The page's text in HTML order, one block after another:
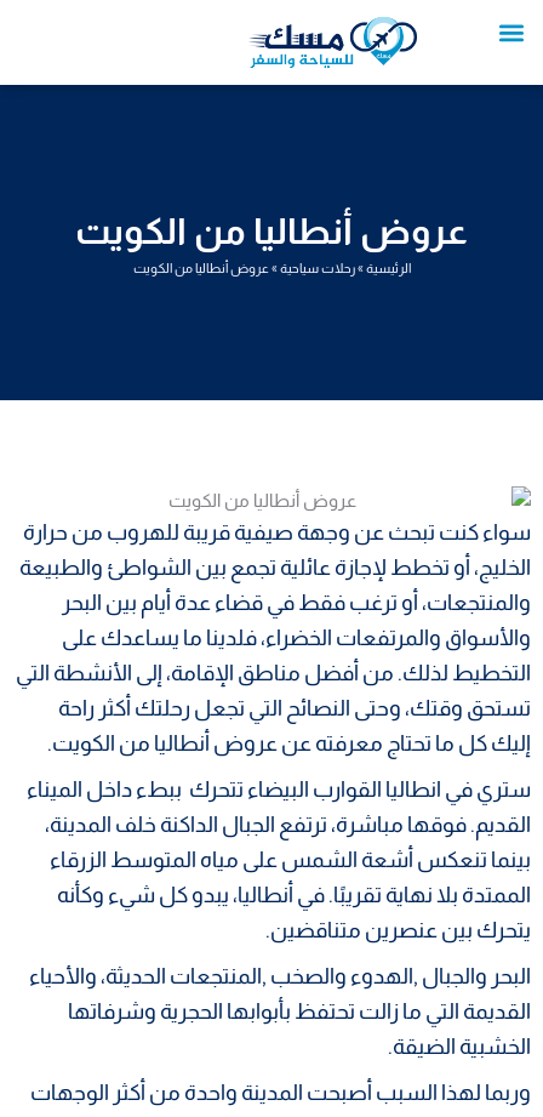
إلى
عروض أنطاليا من الكويت
الرئيسية»رحلات سياحية» عروض أنطاليا من الكويت
سواء كنت تبحث عن وجهة صيفية قريبة للهروب من حرارة
الخليج، أو تخطط لإجازة عائلية تجمع بين الشواطئ والطبيعة
والمنتجعات، أو ترغب فقط في قضاء عدة أيام بين البحر
والأسواق والمرتفعات الخضراء، فلدينا ما يساعدك على
التخطيط لذلك. من أفضل مناطق الإقامة، إلى الأنشطة التي
تستحق وقتك، وحتى النصائح التي تجعل رحلتك أكثر راحة
إليك كل ما تحتاج معرفته عن عروض أنطاليا من الكويت.
ستري في انطاليا القوارب البيضاء تتحرك ببطء داخل الميناء
القديم. فوقها مباشرة، ترتفع الجبال الداكنة خلف المدينة،
بينما تنعكس أشعة الشمس على مياه المتوسط الزرقاء
الممتدة بلا نهاية تقريبًا. في أنطاليا، يبدو كل شيء وكأنه
يتحرك بين عنصرين متناقضين.
البحر والجبال ,الهدوء والصخب ,المنتجعات الحديثة، والأحياء
القديمة التي ما زالت تحتفظ بأبوابها الحجرية وشرفاتها
الخشبية الضيقة.
وربما لهذا السبب أصبحت المدينة واحدة من أكثر الوجهات